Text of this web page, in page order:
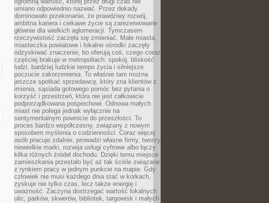
umiano odpowiednio nazwać. Przez dekady
dominowało przekonanie, że prawdziwy rozwój,
ambitna kariera i ciekawe życie są zarezerwowane
głównie dla wielkich aglomeracji. Tymczasem
rzeczywistość zaczęła się zmieniać. Małe miasta,
miasteczka powiatowe i lokalne ośrodki zaczęły
odzyskiwać znaczenie, bo oferują coś, czego coraz
częściej brakuje w metropoliach: spokój, bliskość
ludzi, bardziej ludzkie tempo życia i silniejsze
poczucie zakorzenienia. To właśnie tam można
jeszcze spotkać sprzedawcę, który zna klientów z
imienia, sąsiada gotowego pomóc bez pytania o
korzyść i przestrzeń, która nie jest całkowicie
podporządkowana pośpiechowi. Odnowa małych
miast nie polega jednak wyłącznie na
sentymentalnym powrocie do przeszłości. To
proces bardzo współczesny, związany z nowym
sposobem myślenia o codzienności. Coraz więcej
osób pracuje zdalnie, prowadzi własne firmy, tworzy
niewielkie marki, rozwija usługi cyfrowe albo łączy
kilka różnych źródeł dochodu. Dzięki temu miejsce
zamieszkania przestało być aż tak ściśle związane
z rynkiem pracy w jednym punkcie na mapie. Gdy
człowiek nie musi każdego dnia stać w korkach,
zyskuje nie tylko czas, lecz także energię i
uważność. Zaczyna dostrzegać wartość lokalnych
ulic, parków, skwerów, bibliotek, targowisk i małych